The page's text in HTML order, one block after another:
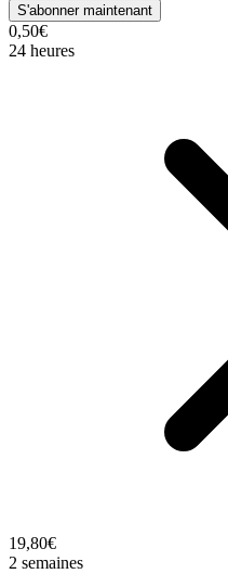
S'abonner maintenant
0,50€
24 heures
19,80€
2 semaines